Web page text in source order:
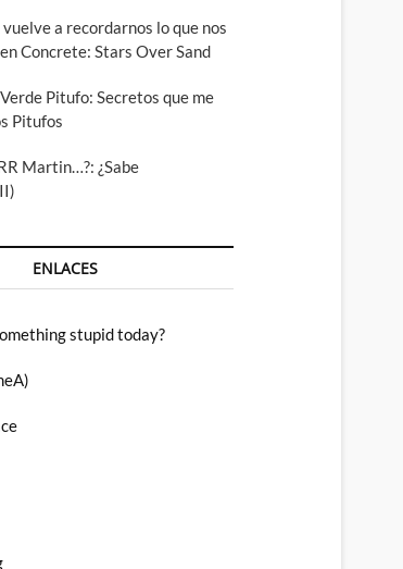
a recordarnos lo que nos
Concrete: Stars Over Sand
Pitufo: Secretos que me
Pitufos
Martin…?: ¿Sabe
ENLACES
stupid today?